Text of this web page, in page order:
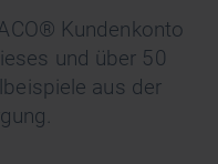
Kundenkonto
und über 50
aus der